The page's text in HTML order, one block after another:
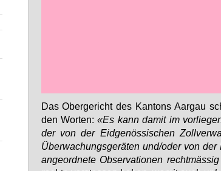
Das Ober­ge­richt des Kan­tons Aar­gau
den Wor­ten:«Es kann da­mit im
der von der Eid­ge­nös­si­schen
Über­wa­chungs­ge­rä­ten und/oder von
an­ge­ord­ne­te Ob­ser­va­tio­nen